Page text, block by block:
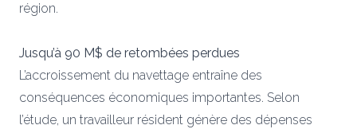
région.
Jusqu’à 90 M$ de retombées perdues
L’accroissement du navettage entraîne des
conséquences économiques importantes. Selon
l’étude, un travailleur résident génère des dépenses